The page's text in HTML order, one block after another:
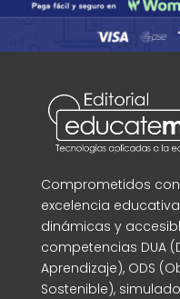
Comprometidos
excelencia
dinámicas y
competencias DUA
Aprendizaje), ODS
Sostenible),